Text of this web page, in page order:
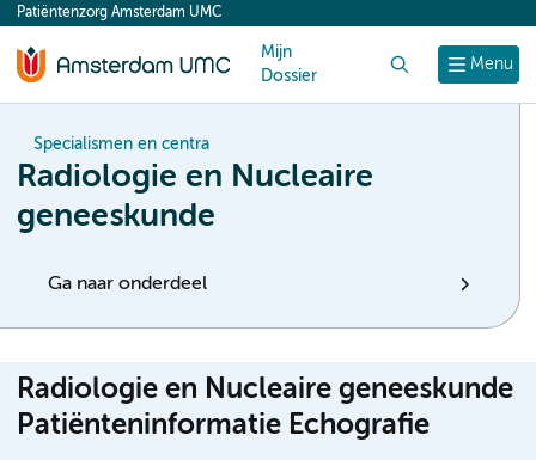
content
Menu
Patiëntenzorg Amsterdam UMC
Mijn
Dossier
Specialismen en centra
Radiologie en Nucleaire
geneeskunde
Ga naar onderdeel
Radiologie en Nucleaire geneeskunde
Patiënteninformatie Echografie